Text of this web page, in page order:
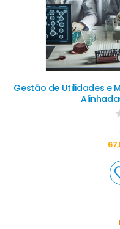
Gestão de Utilidades e